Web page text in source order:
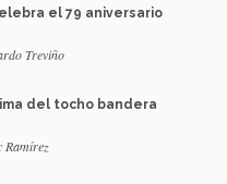
el 79 aniversario
Treviño
del tocho bandera
Ramírez